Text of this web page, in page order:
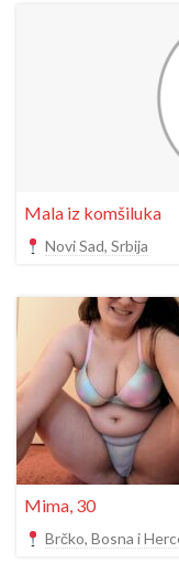
Mala iz komšiluka
Novi Sad, Srbija
Mima, 30
Brčko, Bosna i